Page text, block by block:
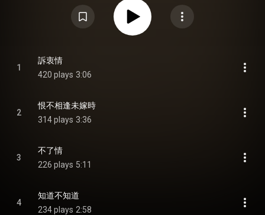
1
訴衷情
420 plays 3:06
2
恨不相逢未嫁時
314 plays 3:36
3
不了情
226 plays 5:11
4
知道不知道
234 plays 2:58